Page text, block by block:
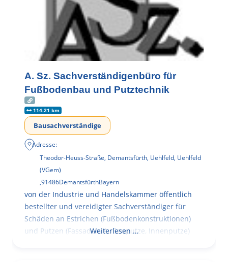
A. Sz. Sachverständigenbüro für
Fußbodenbau und Putztechnik
114.21 km
Bausachverständige
Adresse:
Theodor-Heuss-Straße, Demantsfürth, Uehlfeld, Uehlfeld
(VGem)
,91486DemantsfürthBayern
von der Industrie und Handelskammer öffentlich
bestellter und vereidigter Sachverständiger für
Schäden an Estrichen (Fußbodenkonstruktionen)
und Putzen (Fassaden, Außenputze, Innenputze)
Weiterlesen …